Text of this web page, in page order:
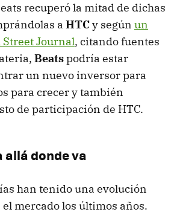
recuperó la mitad de dichas
a HTCy según un
Journal, citando fuentes
Beatspodría estar
un nuevo inversor para
para crecer y también
de participación de HTC.
donde va
han tenido una evolución
mercado los últimos años.